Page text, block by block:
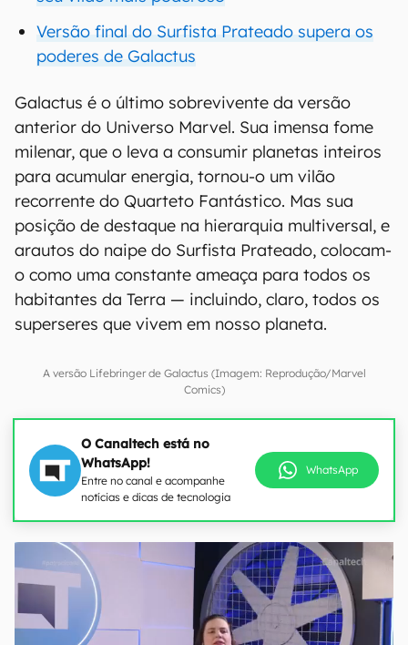
Versão final do Surfista Prateado supera os
poderes de Galactus
Galactus é o último sobrevivente da versão
anterior do Universo Marvel. Sua imensa fome
milenar, que o leva a consumir planetas inteiros
para acumular energia, tornou-o um vilão
recorrente do Quarteto Fantástico. Mas sua
posição de destaque na hierarquia multiversal, e
arautos do naipe do Surfista Prateado, colocam-
o como uma constante ameaça para todos os
habitantes da Terra — incluindo, claro, todos os
superseres que vivem em nosso planeta.
A versão Lifebringer de Galactus (Imagem: Reprodução/Marvel
Comics)
O Canaltech está no
WhatsApp!
Entre no canal e acompanhe
notícias e dicas de tecnologia
WhatsApp